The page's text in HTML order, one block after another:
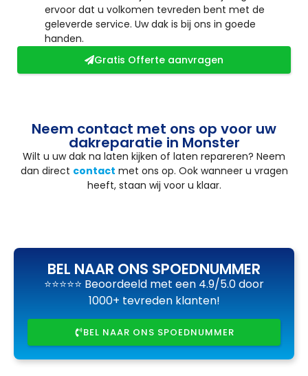
ervoor dat u volkomen tevreden bent met de
geleverde service. Uw dak is bij ons in goede
handen.
Gratis Offerte aanvragen
Neem contact met ons op voor uw
dakreparatie in Monster
Wilt u uw dak na laten kijken of laten repareren? Neem
dan direct contact met ons op. Ook wanneer u vragen
heeft, staan wij voor u klaar.
BEL NAAR ONS SPOEDNUMMER
⭐⭐⭐⭐⭐ Beoordeeld met een 4.9/5.0 door
1000+ tevreden klanten!
BEL NAAR ONS SPOEDNUMMER